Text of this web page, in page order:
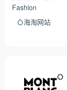
海淘网站